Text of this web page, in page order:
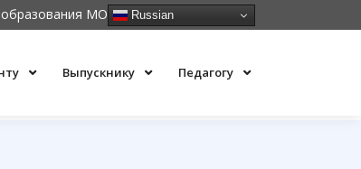
МО Russian
Выпускнику Педагогу